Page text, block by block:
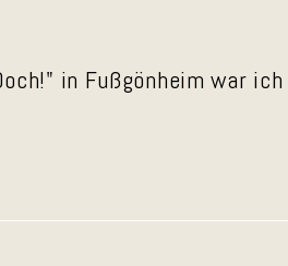
in Fußgönheim war